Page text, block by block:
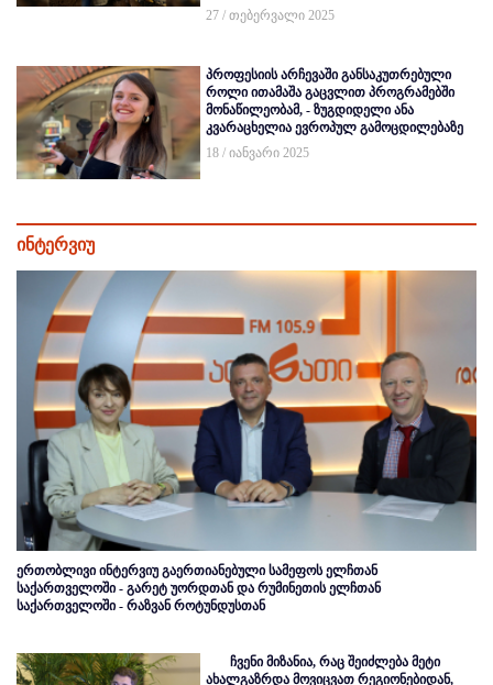
27 / თებერვალი 2025
პროფესიის არჩევაში განსაკუთრებული
როლი ითამაშა გაცვლით პროგრამებში
მონაწილეობამ, - ზუგდიდელი ანა
კვარაცხელია ევროპულ გამოცდილებაზე
18 / იანვარი 2025
ინტერვიუ
ერთობლივი ინტერვიუ გაერთიანებული სამეფოს ელჩთან
საქართველოში - გარეტ უორდთან და რუმინეთის ელჩთან
საქართველოში - რაზვან როტუნდუსთან
ჩვენი მიზანია, რაც შეიძლება მეტი
ახალგაზრდა მოვიცვათ რეგიონებიდან,